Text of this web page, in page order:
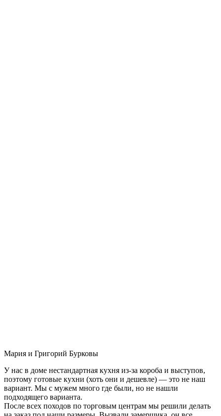
Мария и Григорий Бурковы
У нас в доме нестандартная кухня из-за короба и выступов,
поэтому готовые кухни (хоть они и дешевле) — это не наш
вариант. Мы с мужем много где были, но не нашли
подходящего варианта.
После всех походов по торговым центрам мы решили делать